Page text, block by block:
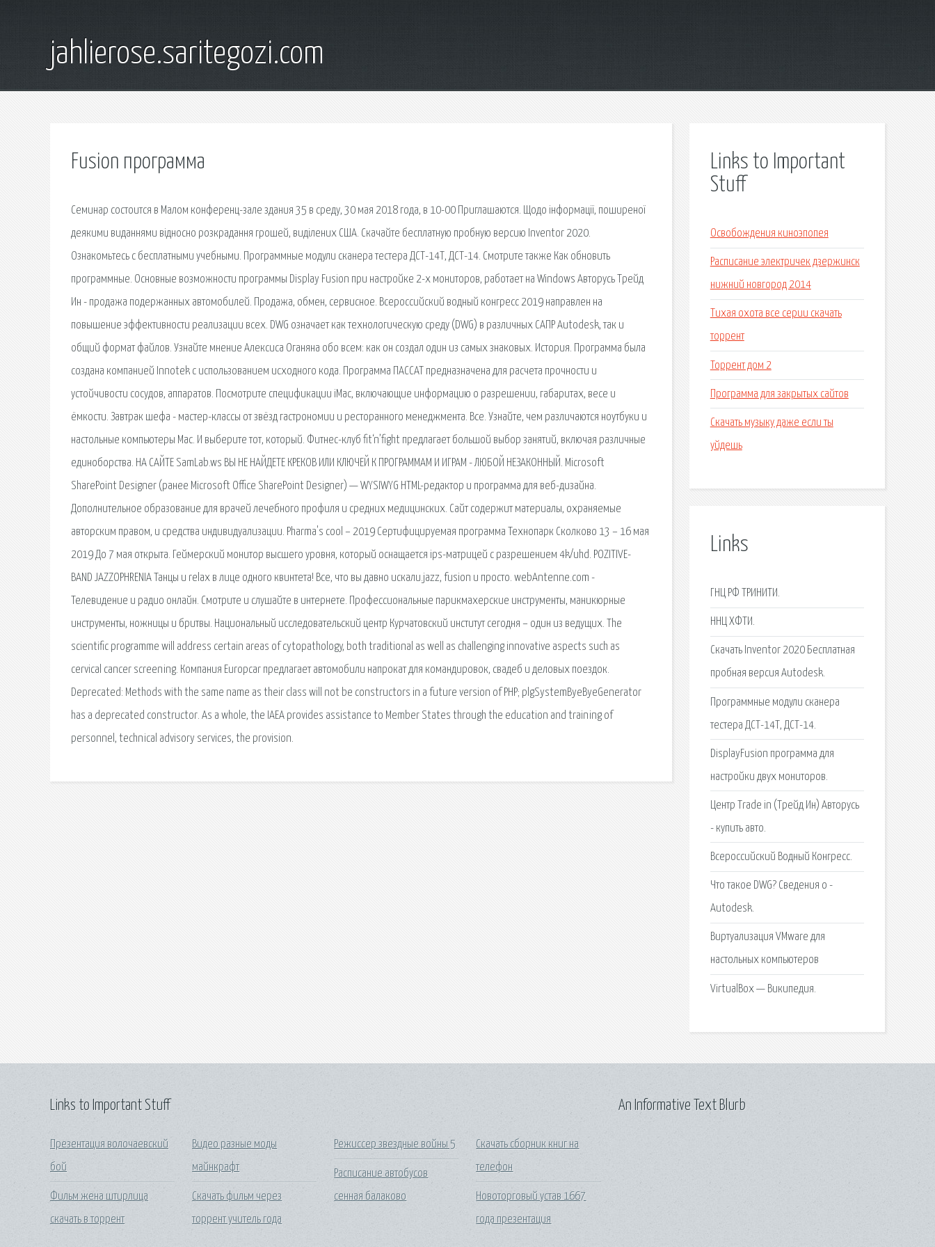
jahlierose.saritegozi.com
Fusion программа
Семинар состоится в Малом конференц-зале здания 35 в среду, 30 мая 2018 года, в 10-00 Приглашаются. Щодо інформації, поширеної
деякими виданнями відносно розкрадання грошей, виділених США. Скачайте бесплатную пробную версию Inventor 2020.
Ознакомьтесь с бесплатными учебными. Программные модули сканера тестера ДСТ-14Т, ДСТ-14. Смотрите также Как обновить
программные. Основные возможности программы Display Fusion при настройке 2-х мониторов, работает на Windows Авторусь Трейд
Ин - продажа подержанных автомобилей. Продажа, обмен, сервисное. Всероссийский водный конгресс 2019 направлен на
повышение эффективности реализации всех. DWG означает как технологическую среду (DWG) в различных САПР Autodesk, так и
общий формат файлов. Узнайте мнение Алексиса Оганяна обо всем: как он создал один из самых знаковых. История. Программа была
создана компанией Innotek с использованием исходного кода. Программа ПАССАТ предназначена для расчета прочности и
устойчивости сосудов, аппаратов. Посмотрите спецификации iMac, включающие информацию о разрешении, габаритах, весе и
ёмкости. Завтрак шефа - мастер-классы от звёзд гастрономии и ресторанного менеджмента. Все. Узнайте, чем различаются ноутбуки и
настольные компьютеры Mac. И выберите тот, который. Фитнес-клуб fit‘n’fight предлагает большой выбор занятий, включая различные
единоборства. НА САЙТЕ SamLab.ws ВЫ НЕ НАЙДЕТЕ КРЕКОВ ИЛИ КЛЮЧЕЙ К ПРОГРАММАМ И ИГРАМ - ЛЮБОЙ НЕЗАКОННЫЙ. Microsoft
SharePoint Designer (ранее Microsoft Office SharePoint Designer) — WYSIWYG HTML-редактор и программа для веб-дизайна.
Дополнительное образование для врачей лечебного профиля и средних медицинских. Сайт содержит материалы, охраняемые
авторским правом, и средства индивидуализации. Pharma's cool – 2019 Сертифицируемая программа Технопарк Сколково 13 – 16 мая
2019 До 7 мая открыта. Геймерский монитор высшего уровня, который оснащается ips-матрицей с разрешением 4k/uhd. POZITIVE-
BAND JAZZOPHRENIA Танцы и relax в лице одного квинтета! Все, что вы давно искали.jazz, fusion и просто. webAntenne.com -
Телевидение и радио онлайн. Смотрите и слушайте в интернете. Профессиональные парикмахерские инструменты, маникюрные
инструменты, ножницы и бритвы. Национальный исследовательский центр Курчатовский институт сегодня – один из ведущих. The
scientific programme will address certain areas of cytopathology, both traditional as well as challenging innovative aspects such as
cervical cancer screening. Компания Europcar предлагает автомобили напрокат для командировок, свадеб и деловых поездок.
Deprecated: Methods with the same name as their class will not be constructors in a future version of PHP; plgSystemByeByeGenerator
has a deprecated constructor. As a whole, the IAEA provides assistance to Member States through the education and training of
personnel, technical advisory services, the provision.
Links to Important
Stuff
Освобождения киноэпопея
Расписание электричек дзержинск
нижний новгород 2014
Тихая охота все серии скачать
торрент
Торрент дом 2
Программа для закрытых сайтов
Скачать музыку даже если ты
уйдешь
Links
ГНЦ РФ ТРИНИТИ.
ННЦ ХФТИ.
Скачать Inventor 2020 Бесплатная
пробная версия Autodesk.
Программные модули сканера
тестера ДСТ-14Т, ДСТ-14.
DisplayFusion программа для
настройки двух мониторов.
Центр Trade in (Трейд Ин) Авторусь
- купить авто.
Всероссийский Водный Конгресс.
Что такое DWG? Сведения о -
Autodesk.
Виртуализация VMware для
настольных компьютеров
VirtualBox — Википедия.
Links to Important Stuff
Презентация волочаевский
бой
Фильм жена штирлица
скачать в торрент
Видео разные моды
майнкрафт
Скачать фильм через
торрент учитель года
Режиссер звездные войны 5
Расписание автобусов
сенная балаково
Скачать сборник книг на
телефон
Новоторговый устав 1667
года презентация
An Informative Text Blurb